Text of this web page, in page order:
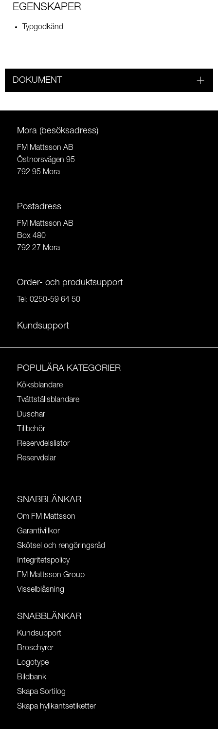
EGENSKAPER
Typgodkänd
DOKUMENT
Mora (besöksadress)
FM Mattsson AB
Östnorsvägen 95
792 95 Mora
Postadress
FM Mattsson AB
Box 480
792 27 Mora
Order- och produktsupport
Tel: 0250-59 64 50
Kundsupport
POPULÄRA KATEGORIER
Köksblandare
Tvättställsblandare
Duschar
Tillbehör
Reservdelslistor
Reservdelar
SNABBLÄNKAR
Om FM Mattsson
Garantivillkor
Skötsel och rengöringsråd
Integritetspolicy
FM Mattsson Group
Visselblåsning
SNABBLÄNKAR
Kundsupport
Broschyrer
Logotype
Bildbank
Skapa Sortilog
Skapa hyllkantsetiketter